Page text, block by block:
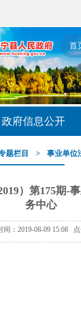
首
政府信息公开
题栏目 > 事业单位
）第175期-
务中心
：2019-08-09 15:08